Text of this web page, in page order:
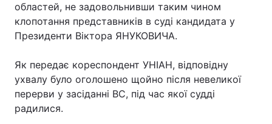
областей, не задовольнивши таким чином
клопотання представників в суді кандидата у
Президенти Віктора ЯНУКОВИЧА.
Як передає кореспондент УНІАН, відповідну
ухвалу було оголошено щойно після невеликої
перерви у засіданні ВС, під час якої судді
радилися.